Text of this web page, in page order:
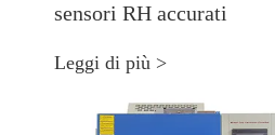
sensori RH accurati
Leggi di più >